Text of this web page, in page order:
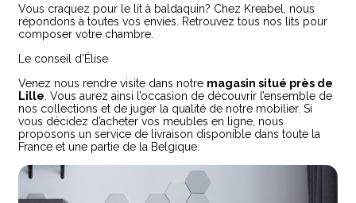
Vous craquez pour le lit à baldaquin? Chez Kreabel, nous
répondons à toutes vos envies. Retrouvez tous nos lits pour
composer votre chambre.
Le conseil d'Élise
Venez nous rendre visite dans notre magasin situé près de
Lille. Vous aurez ainsi l’occasion de découvrir l’ensemble de
nos collections et de juger la qualité de notre mobilier. Si
vous décidez d’acheter vos meubles en ligne, nous
proposons un service de livraison disponible dans toute la
France et une partie de la Belgique.